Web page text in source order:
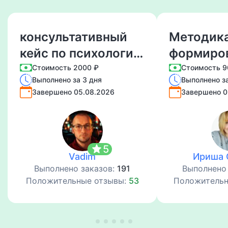
консультативный
кейс по психологии
+5 сессий +1
аудиозапись
Стоимость 2000 ₽
Выполнено за 3 дня
Завершено 05.08.2026
star5
Vadim
Выполнено заказов: 191
Положительные отзывы: 53
Стоимость
Выполнено
Завершено
Ириша